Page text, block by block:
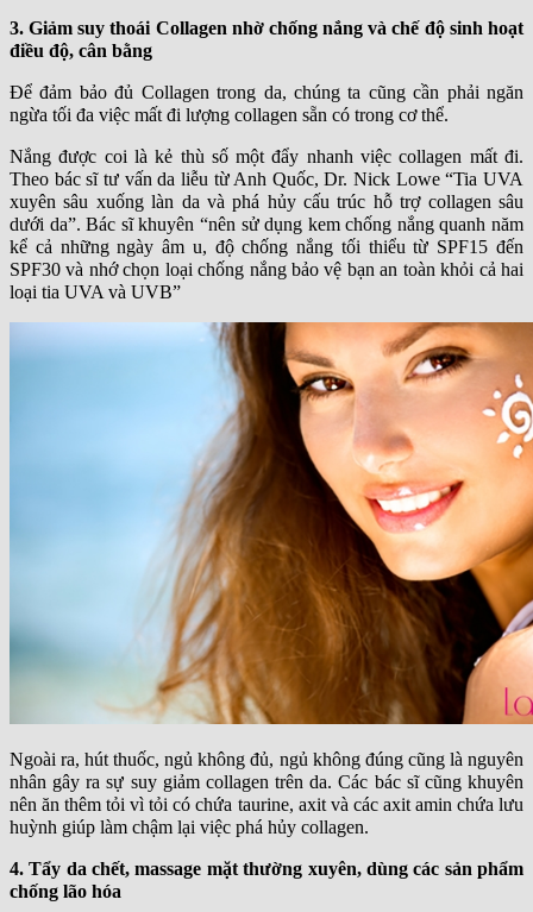
3. Giảm suy thoái Collagen nhờ chống nắng và chế độ sinh hoạt
điều độ, cân bằng
Để đảm bảo đủ Collagen trong da, chúng ta cũng cần phải ngăn
ngừa tối đa việc mất đi lượng collagen sẵn có trong cơ thể.
Nắng được coi là kẻ thù số một đẩy nhanh việc collagen mất đi.
Theo bác sĩ tư vấn da liễu từ Anh Quốc, Dr. Nick Lowe “Tia UVA
xuyên sâu xuống làn da và phá hủy cấu trúc hỗ trợ collagen sâu
dưới da”. Bác sĩ khuyên “nên sử dụng kem chống nắng quanh năm
kể cả những ngày âm u, độ chống nắng tối thiểu từ SPF15 đến
SPF30 và nhớ chọn loại chống nắng bảo vệ bạn an toàn khỏi cả hai
loại tia UVA và UVB”
Ngoài ra, hút thuốc, ngủ không đủ, ngủ không đúng cũng là nguyên
nhân gây ra sự suy giảm collagen trên da. Các bác sĩ cũng khuyên
nên ăn thêm tỏi vì tỏi có chứa taurine, axit và các axit amin chứa lưu
huỳnh giúp làm chậm lại việc phá hủy collagen.
4. Tẩy da chết, massage mặt thường xuyên, dùng các sản phẩm
chống lão hóa